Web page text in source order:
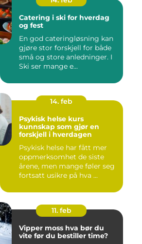
Catering i ski for hverdag
og fest
En god cateringløsning kan
gjøre stor forskjell for både
små og store anledninger. I
Ski ser mange e...
14. feb
Psykisk helse kurs
kunnskap som gjør en
forskjell i hverdagen
Psykisk helse har fått mer
oppmerksomhet de siste
årene, men mange føler seg
fortsatt usikre på hva ...
11. feb
Vipper moss hva bør du
vite før du bestiller time?